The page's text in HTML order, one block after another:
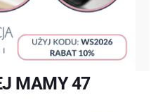
MAMY 47